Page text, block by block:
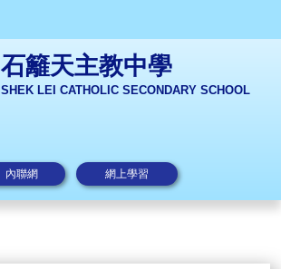
石籬天主教中學
SHEK LEI CATHOLIC SECONDARY SCHOOL
內聯網 網上學習